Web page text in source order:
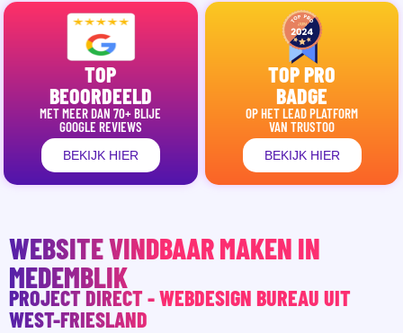
TOP
BEOORDEELD
MET MEER DAN 70+ BLIJE
GOOGLE REVIEWS
BEKIJK HIER
TOP PRO
BADGE
OP HET LEAD PLATFORM
VAN TRUSTOO
BEKIJK HIER
WEBSITE VINDBAAR MAKEN IN
MEDEMBLIK
PROJECT DIRECT - WEBDESIGN BUREAU UIT
WEST-FRIESLAND